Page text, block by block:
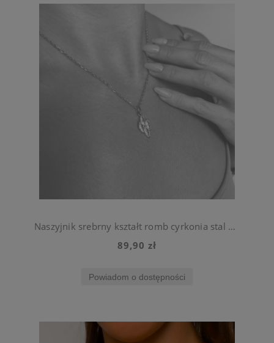
Naszyjnik srebrny kształt romb cyrkonia stal chirurgiczna
89,90 zł
Powiadom o dostępności